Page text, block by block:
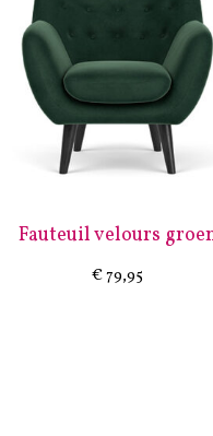
Fauteuil velours
€79,95